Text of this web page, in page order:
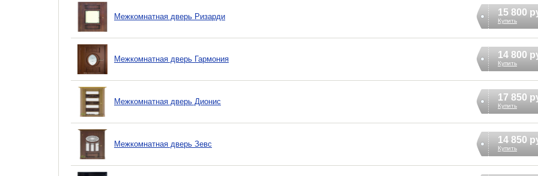
Межкомнатная дверь Ризарди 15 800
Купить
Межкомнатная дверь Гармония 14 800
Купить
Межкомнатная дверь Дионис 17 850
Купить
Межкомнатная дверь Зевс 14 850
Купить